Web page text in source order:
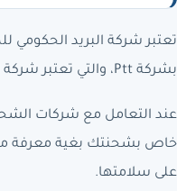
تعتبر شركة البريد الحكومي
بشركة Ptt، والتي تعتبر شركة البريد الحكومي التركي.
عند التعامل مع شركات
خاص بشحنتك بغية معرفة
على سلامتها.